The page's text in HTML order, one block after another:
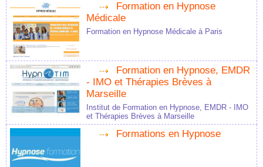
Formation en Hypnose
Médicale
Formation en Hypnose Médicale à Paris
Formation en Hypnose, EMDR
- IMO et Thérapies Brèves à
Marseille
Institut de Formation en Hypnose, EMDR - IMO
et Thérapies Brèves à Marseille
Formations en Hypnose